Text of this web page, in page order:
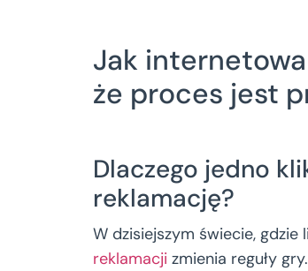
Jak
że proces jest
Dlaczego jedno
reklamację?
W dzisiejszym świecie,
reklamacji zmienia reguły